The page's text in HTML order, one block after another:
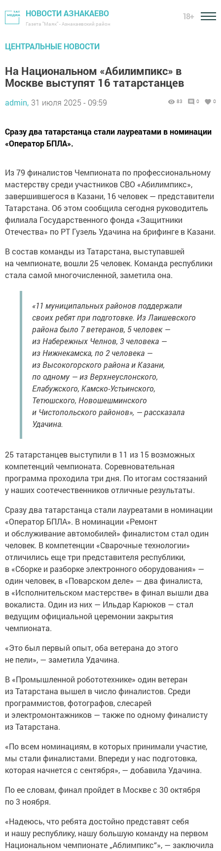
НОВОСТИ АЗНАКАЕВО
Газета "Маяк" - Азнакаевский район
18+
ЦЕНТРАЛЬНЫЕ НОВОСТИ
На Национальном «Абилимпикс» в
Москве выступят 16 татарстанцев
admin, 31 июля 2025 - 09:59 83 0 0
Сразу два татарстанца стали лауреатами в номинации
«Оператор БПЛА».
Из 79 финалистов Чемпионата по профессиональному
мастерству среди участников СВО «Абилимпикс»,
завершившегося в Казани, 16 человек — представители
Татарстана. Об этом сообщила сегодня руководитель
филиала Государственного фонда «Защитники
Отечества» по РТ Гузель Удачина на брифинге в Казани.
В состав команды из Татарстана, выступавшей
на чемпионате, вошли 25 человек. Команда республики
стала самой многочисленной, заметила она.
«11 муниципальных районов поддержали
своих ребят при подготовке. Из Лаишевского
района было 7 ветеранов, 5 человек —
из Набережных Челнов, 3 человека —
из Нижнекамска, по 2 человека —
из Высокогорского района и Казани,
по одному — из Верхнеуслонского,
Елабужского, Камско-Устьинского,
Тетюшского, Новошешминского
и Чистопольского районов», — рассказала
Удачина.
25 татарстанцев выступили в 11 из 15 возможных
компетенций чемпионата. Соревновательная
программа проходила три дня. По итогам состязаний
у наших соотечественников отличные результаты.
Сразу два татарстанца стали лауреатами в номинации
«Оператор БПЛА». В номинации «Ремонт
и обслуживание автомобилей» финалистом стал один
человек. В компетенции «Сварочные технологии»
отличились еще три представителя республики,
в «Сборке и разборке электронного оборудования» —
один человек, в «Поварском деле» — два финалиста,
в «Исполнительском мастерстве» в финал вышли два
вокалиста. Один из них — Ильдар Карюков — стал
ведущим официальной церемонии закрытия
чемпионата.
«Это был первый опыт, оба ветерана до этого
не пели», — заметила Удачина.
В «Промышленной робототехнике» один ветеран
из Татарстана вышел в число финалистов. Среди
программистов, фотографов, слесарей
и электромонтажников — также по одному финалисту
из Татарстана.
«По всем номинациям, в которых принимали участие,
мы стали финалистами. Впереди у нас подготовка,
которая начнется с сентября», — добавила Удачина.
По ее словам, финал пройдет в Москве с 30 октября
по 3 ноября.
«Надеюсь, что ребята достойно представят себя
и нашу республику, нашу большую команду на первом
Национальном чемпионате „Аблимпикс“», — заключила